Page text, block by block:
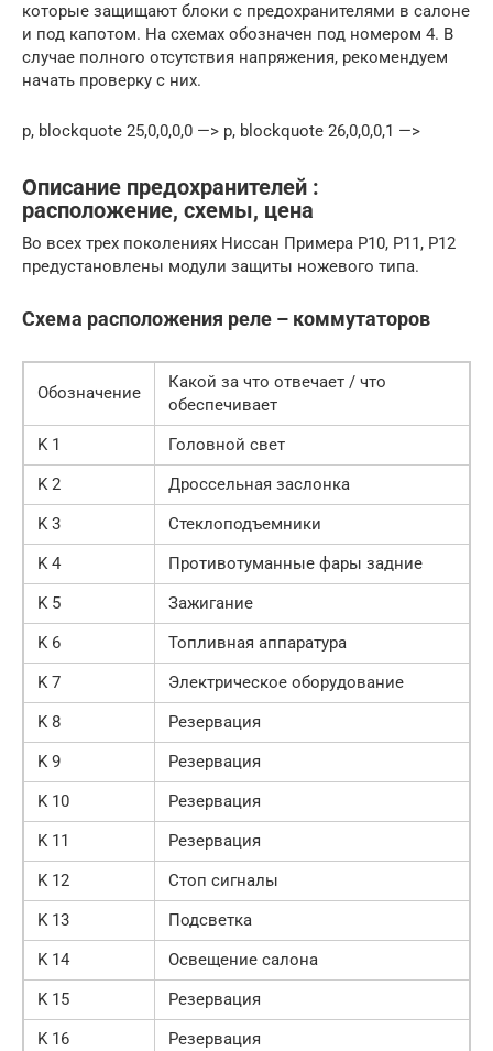
которые защищают блоки с предохранителями в салоне
и под капотом. На схемах обозначен под номером 4. В
случае полного отсутствия напряжения, рекомендуем
начать проверку с них.
p, blockquote 25,0,0,0,0 —> p, blockquote 26,0,0,0,1 —>
Описание предохранителей :
расположение, схемы, цена
Во всех трех поколениях Ниссан Примера Р10, Р11, Р12
предустановлены модули защиты ножевого типа.
Схема расположения реле – коммутаторов
Обозначение
Какой за что отвечает / что
обеспечивает
K 1
Головной свет
K 2
Дроссельная заслонка
K 3
Стеклоподъемники
K 4
Противотуманные фары задние
K 5
Зажигание
K 6
Топливная аппаратура
K 7
Электрическое оборудование
K 8
Резервация
K 9
Резервация
K 10
Резервация
K 11
Резервация
K 12
Стоп сигналы
K 13
Подсветка
K 14
Освещение салона
K 15
Резервация
K 16
Резервация